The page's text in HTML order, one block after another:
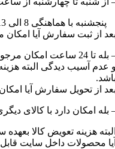
با هماهنگی 8 الی 13
از ثبت سفارش آیا امکان
– بله تا 24 ساعت
عدم آسیب دیدگی البته
از تحویل سفارش آیا
بله امکان دارد با کالای
هزینه تعویض کالا
محصولات داخل سایت